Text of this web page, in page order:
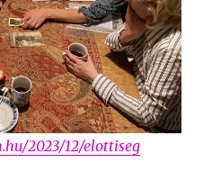
2023/12/elottiseg